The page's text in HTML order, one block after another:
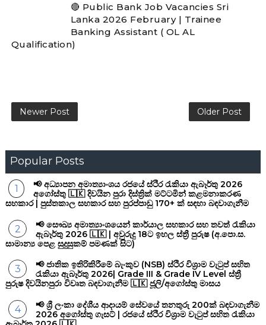
🔴 Public Bank Job Vacancies Sri
Lanka 2026 February | Trainee
Banking Assistant ( OL AL
Qualification)
Newer Post Older Post
Popular Posts
📢 අධ්‍යාපන අමාත්‍යාංශය රජයේ ස්ථිර රැකියා ඇබෑර්තු 2026
අගෝස්තු 🇱🇰 දිවයින පුරා දිස්ත්‍රික් මට්ටමින් කළමනාකරණ
සහකාර | පුස්තකාල සහකාර සහ පුරප්පාඩු 170+ ක් සඳහා බඳවාගැනීම
📢 සෞඛ්‍ය අමාත්‍යාංශයෙන් කාර්යාල සහකාර සහ තවත් රැකියා
ඇබෑර්තු 2026 🇱🇰 | අවුරුදු 18ට ඉහල ස්ත්‍රී පුරුෂ (අ.පො.ස.
සාමාන්‍ය පෙළ සුදුසුකම් පමණක් සිට)
📢 ජාතික ඉතිරිකිරීමේ බැංකුව (NSB) ස්ථිර විශ්‍රාම වැටුප් සහිත
රැකියා ඇබෑර්තු 2026| Grade III & Grade IV Level ස්ත්‍රී
පුරුෂ දිවයිනපුරා විවෘත බඳවාගැනීම 🇱🇰 ජූලි/අගෝස්තු මාසය
📢 ශ්‍රී ලංකා දේශීය ආදායම් සේවයේ තනතුරු 200ක් බඳවාගැනීම
2026 අගෝස්තු ගැසට් | රජයේ ස්ථිර විශ්‍රාම වැටුප් සහිත රැකියා